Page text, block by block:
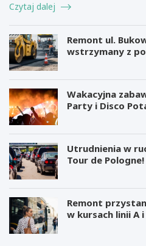
Czytaj dalej
Remont ul.
wstrzymany z
Wakacyjna
Party i Disco
Utrudnienia w
Tour de Pologne!
Remont
w kursach linii A i
M
B